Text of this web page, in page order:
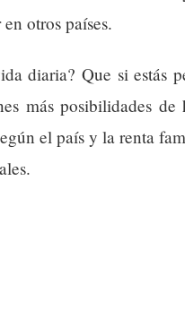
otros países.
diaria? Que si estás
más posibilidades
el país y la renta